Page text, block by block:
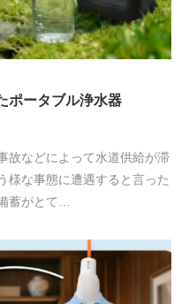
ポータブル浄水器
故などによって水道供給が滞
様な事態に遭遇すると言った
蓄がとて…